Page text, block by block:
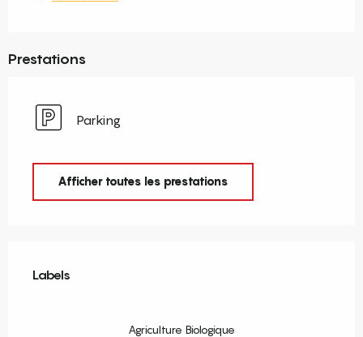
Prestations
Parking
Afficher toutes les prestations
Labels
Labels
Agriculture Biologique